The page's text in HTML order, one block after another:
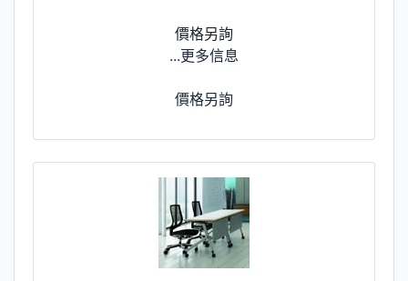
價格另詢
...更多信息
價格另詢